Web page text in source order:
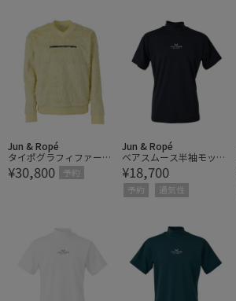
Jun & Ropé
タイポグラフィファーエ
ンボス 長袖プルオーバー
¥30,800 予約
Jun & Ropé
ベアスムース半袖モック
ネックシャツ/UV・吸
水・接触冷感
¥18,700
予約 通気性